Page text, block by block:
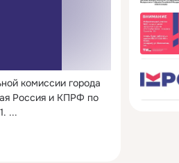
комиссии города
Россия и КПРФ по
...